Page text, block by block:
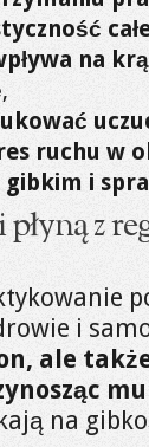
na
,
ruchu w
gibkim i
płyną z
i
ale
na